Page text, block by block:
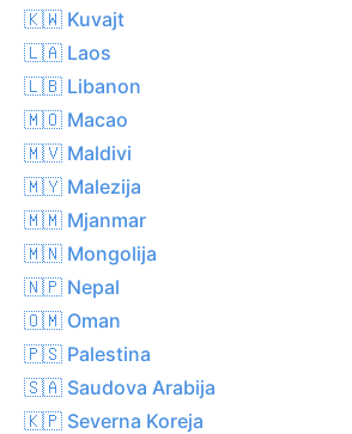
🇰🇼 Kuvajt
🇱🇦 Laos
🇱🇧 Libanon
🇲🇴 Macao
🇲🇻 Maldivi
🇲🇾 Malezija
🇲🇲 Mjanmar
🇲🇳 Mongolija
🇳🇵 Nepal
🇴🇲 Oman
🇵🇸 Palestina
🇸🇦 Saudova Arabija
🇰🇵 Severna Koreja